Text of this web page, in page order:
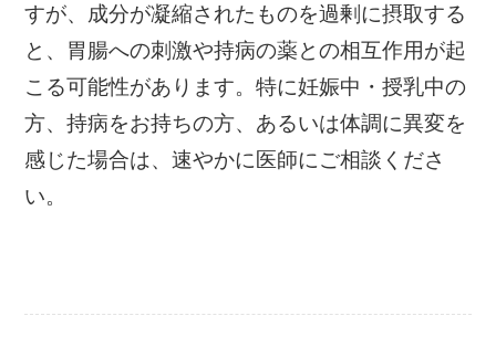
すが、成分が凝縮されたものを過剰に摂取する
と、胃腸への刺激や持病の薬との相互作用が起
こる可能性があります。特に妊娠中・授乳中の
方、持病をお持ちの方、あるいは体調に異変を
感じた場合は、速やかに医師にご相談くださ
い。